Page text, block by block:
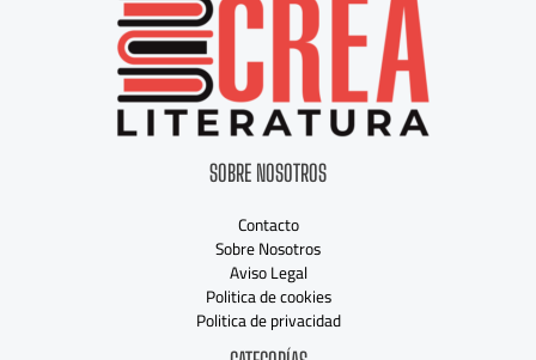
SOBRE NOSOTROS
Contacto
Sobre Nosotros
Aviso Legal
Politica de cookies
Politica de privacidad